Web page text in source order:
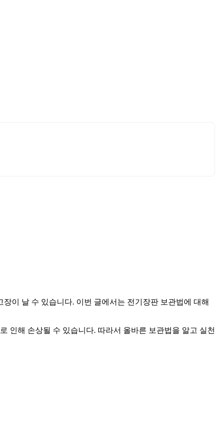
이 날 수 있습니다. 이번 글에서는 전기장판 보관법에 대해
인해 손상될 수 있습니다. 따라서 올바른 보관법을 알고 실천